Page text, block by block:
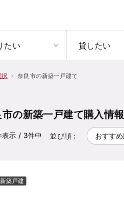
たい 貸したい
奈良市の新築一戸建て
の新築一戸建て購入情報
表示 / 3件中 並び順：
新築戸建